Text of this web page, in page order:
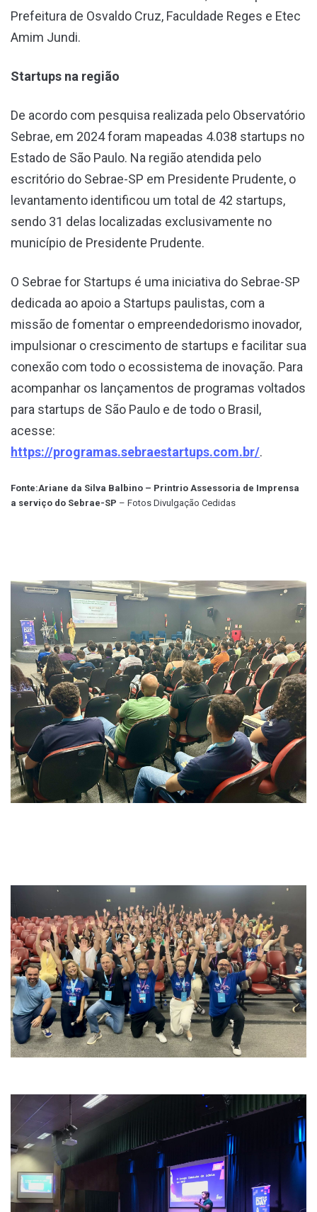
Prefeitura de Osvaldo Cruz, Faculdade Reges e Etec
Amim Jundi.
Startups na região
De acordo com pesquisa realizada pelo Observatório
Sebrae, em 2024 foram mapeadas 4.038 startups no
Estado de São Paulo. Na região atendida pelo
escritório do Sebrae-SP em Presidente Prudente, o
levantamento identificou um total de 42 startups,
sendo 31 delas localizadas exclusivamente no
município de Presidente Prudente.
O Sebrae for Startups é uma iniciativa do Sebrae-SP
dedicada ao apoio a Startups paulistas, com a
missão de fomentar o empreendedorismo inovador,
impulsionar o crescimento de startups e facilitar sua
conexão com todo o ecossistema de inovação. Para
acompanhar os lançamentos de programas voltados
para startups de São Paulo e de todo o Brasil,
acesse:
https://programas.sebraestartups.com.br/.
Fonte:Ariane da Silva Balbino – Printrio Assessoria de Imprensa
a serviço do Sebrae-SP – Fotos Divulgação Cedidas